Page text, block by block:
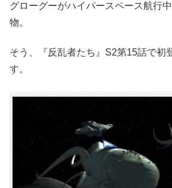
グローグーがハイパースペース航行
物。
そう、『反乱者たち』S2第15話で初
す。